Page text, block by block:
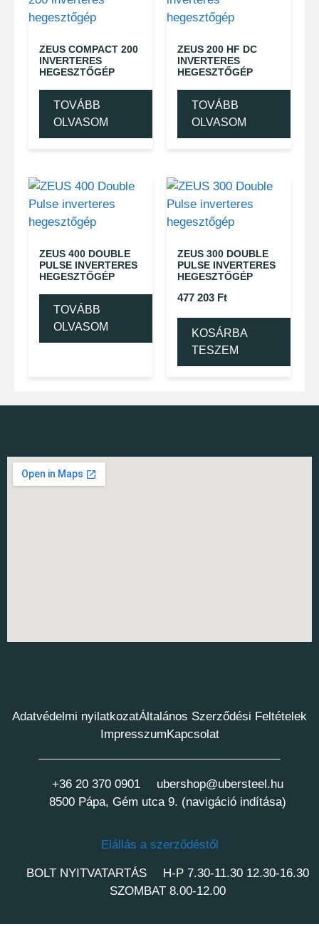
ZEUS COMPACT 200
INVERTERES
HEGESZTŐGÉP
TOVÁBB
OLVASOM
ZEUS 200 HF DC
INVERTERES
HEGESZTŐGÉP
TOVÁBB
OLVASOM
ZEUS 400 DOUBLE
PULSE INVERTERES
HEGESZTŐGÉP
TOVÁBB
OLVASOM
ZEUS 300 DOUBLE
PULSE INVERTERES
HEGESZTŐGÉP
477 203 Ft
KOSÁRBA
TESZEM
Adatvédelmi nyilatkozatÁltalános Szerződési Feltételek
Impresszum Kapcsolat
+36 20 370 0901
ubershop@ubersteel.hu
8500 Pápa, Gém utca 9. (navigáció indítása)
Elállás a szerződéstől
BOLT NYITVATARTÁS
H-P 7.30-11.30 12.30-16.30
SZOMBAT 8.00-12.00